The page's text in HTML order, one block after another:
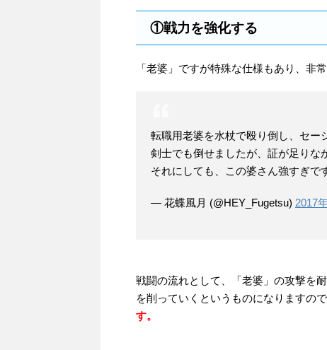
①戦力を強化する
「老婆」ですが特殊な仕様もあり、非
転職用老婆を水杖で殴り倒し、セー
剣士でも倒せましたが、証が足りな
それにしても、この婆さん強すぎで
— 花蝶風月 (@HEY_Fugetsu) 2017
戦闘の流れとして、「老婆」の攻撃を
を削っていくというものになりますので
す。